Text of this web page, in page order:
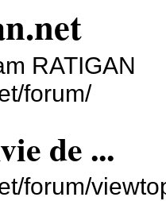
RATIGAN
forum/
de ...
forum/